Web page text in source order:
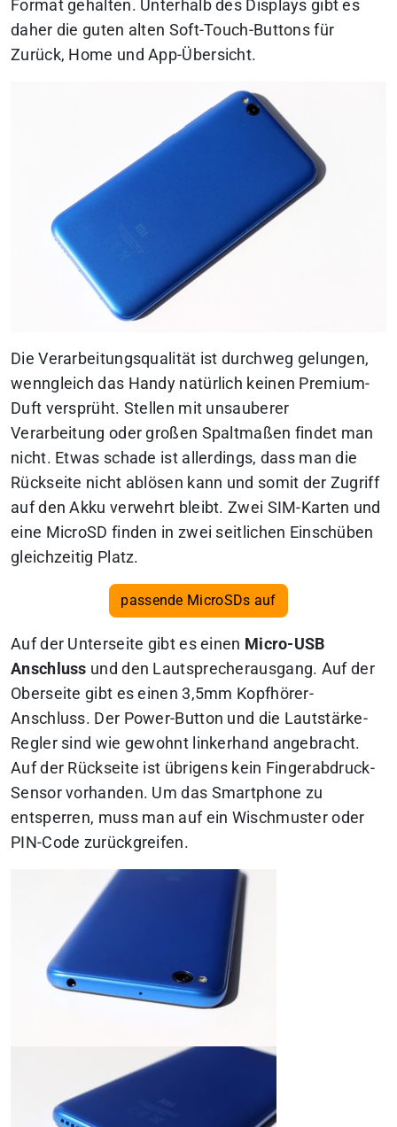
Format gehalten. Unterhalb des Displays gibt es
daher die guten alten Soft-Touch-Buttons für
Zurück, Home und App-Übersicht.
Die Verarbeitungsqualität ist durchweg gelungen,
wenngleich das Handy natürlich keinen Premium-
Duft versprüht. Stellen mit unsauberer
Verarbeitung oder großen Spaltmaßen findet man
nicht. Etwas schade ist allerdings, dass man die
Rückseite nicht ablösen kann und somit der Zugriff
auf den Akku verwehrt bleibt. Zwei SIM-Karten und
eine MicroSD finden in zwei seitlichen Einschüben
gleichzeitig Platz.
passende MicroSDs auf
Auf der Unterseite gibt es einen Micro-USB
Anschluss und den Lautsprecherausgang. Auf der
Oberseite gibt es einen 3,5mm Kopfhörer-
Anschluss. Der Power-Button und die Lautstärke-
Regler sind wie gewohnt linkerhand angebracht.
Auf der Rückseite ist übrigens kein Fingerabdruck-
Sensor vorhanden. Um das Smartphone zu
entsperren, muss man auf ein Wischmuster oder
PIN-Code zurückgreifen.